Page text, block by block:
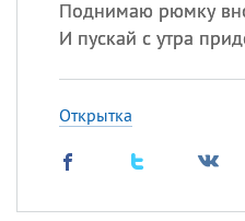
Поднимаю рюмку
И пускай с утра
Открытка